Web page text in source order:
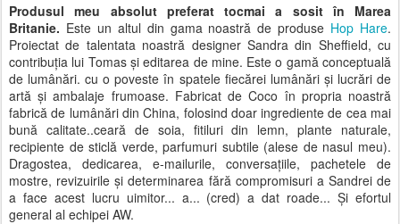
Produsul meu absolut preferat tocmai a sosit în Marea
Britanie. Este un altul din gama noastră de produse Hop Hare.
Proiectat de talentata noastră designer Sandra din Sheffield, cu
contribuția lui Tomas și editarea de mine. Este o gamă conceptuală
de lumânări. cu o poveste în spatele fiecărei lumânări și lucrări de
artă și ambalaje frumoase. Fabricat de Coco în propria noastră
fabrică de lumânări din China, folosind doar ingrediente de cea mai
bună calitate..ceară de soia, fitiluri din lemn, plante naturale,
recipiente de sticlă verde, parfumuri subtile (alese de nasul meu).
Dragostea, dedicarea, e-mailurile, conversațiile, pachetele de
mostre, revizuirile și determinarea fără compromisuri a Sandrei de
a face acest lucru uimitor... a... (cred) a dat roade... Și efortul
general al echipei AW.